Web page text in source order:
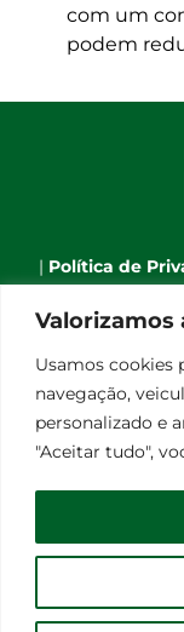
Valorizamos
Usamos cookies
navegação,
personalizado e
"Aceitar tudo",
com um
podem
| Política de
mail:
de talentos:
© Copyright
Laboratório